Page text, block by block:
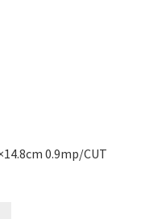
0.9mp/CUT